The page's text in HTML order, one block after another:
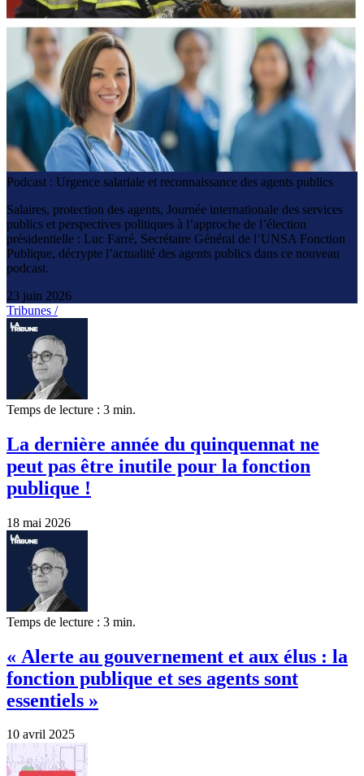
Podcast : Urgence salariale et reconnaissance des agents publics
Salaires, protection des agents, Journée internationale des services
publics et perspectives politiques à l’approche de l’élection
présidentielle : Luc Farré, Secrétaire Général de l’UNSA Fonction
Publique, décrypte l’actualité des agents publics dans ce nouveau
podcast.
23 juin 2026
Tribunes /
Temps de lecture : 3 min.
La dernière année du quinquennat ne
peut pas être inutile pour la fonction
publique !
18 mai 2026
Temps de lecture : 3 min.
« Alerte au gouvernement et aux élus : la
fonction publique et ses agents sont
essentiels »
10 avril 2025